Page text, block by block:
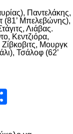
Παντελάκης,
(81’ Μπελεβώνης),
Λιάβας.
Κεντζιόρα,
Μουργκ
Τσάλοφ (62’